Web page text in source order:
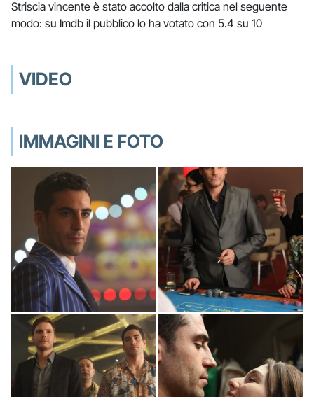
Striscia vincente è stato accolto dalla critica nel seguente
modo: su Imdb il pubblico lo ha votato con 5.4 su 10
VIDEO
IMMAGINI E FOTO